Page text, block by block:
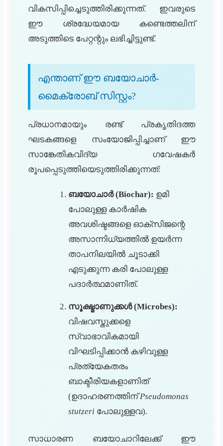
വികസിപ്പിച്ചെടുത്തിരിക്കുന്നത്. ഇവരുടെ
ഈ ശ്രദ്ധേയമായ കണ്ടെത്തലിന്
അടുത്തിടെ പേറ്റന്റും ലഭിച്ചിട്ടുണ്ട്.
എന്താണ് ഈ ബയോചാർ-
മൈക്രോബ് സിസ്റ്റം?
പ്രധാനമായും രണ്ട് പ്രകൃതിദത്ത
ഘടകങ്ങളെ സംയോജിപ്പിച്ചാണ് ഈ
സാങ്കേതികവിദ്യ ഗവേഷകർ
രൂപപ്പെടുത്തിയെടുത്തിരിക്കുന്നത്:
ബയോചാർ (Biochar): ഉമി
പോലുള്ള കാർഷിക
അവശിഷ്ടങ്ങളെ ഓക്സിജന്റെ
അസാന്നിധ്യത്തിൽ ഉയർന്ന
താപനിലയിൽ ചൂടാക്കി
എടുക്കുന്ന കരി പോലുള്ള
പദാർത്ഥമാണിത്.
സൂക്ഷ്മാണുക്കൾ (Microbes):
വിഷവസ്തുക്കളെ
സ്വാഭാവികമായി
വിഘടിപ്പിക്കാൻ കഴിവുള്ള
പ്രത്യേകതരം
ബാക്ടീരിയകളാണിത്
(ഉദാഹരണത്തിന്Pseudomonas
stutzeri പോലുള്ളവ).
സാധാരണ ബയോചാറിലേക്ക് ഈ